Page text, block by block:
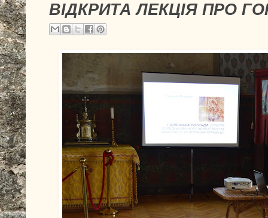
ВІДКРИТА ЛЕКЦІЯ ПРО